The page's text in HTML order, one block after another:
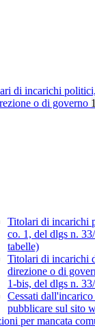
di incarichi
o di governo 1
Titolari di incarichi
co. 1, del dlgs n.
tabelle)
Titolari di incarichi
direzione o di
1-bis, del dlgs n.
Cessati
pubblicare sul sito
per mancata